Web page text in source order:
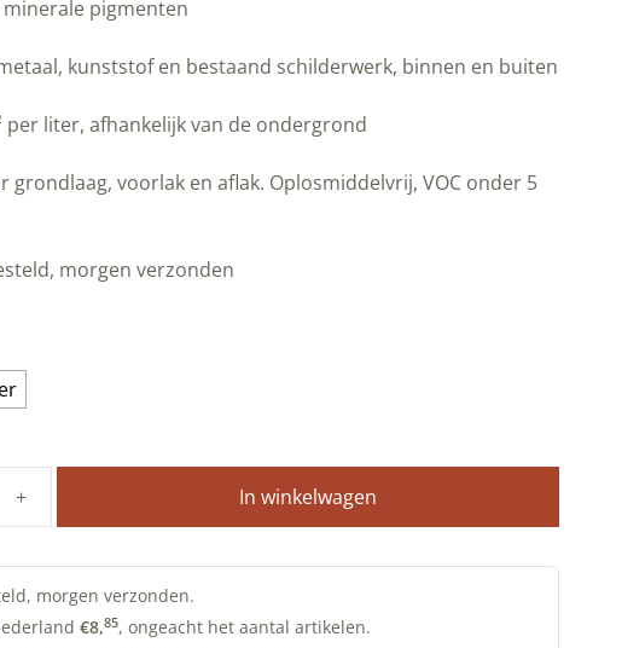
pigmenten
kunststof en bestaand schilderwerk, binnen en buiten
per liter, afhankelijk van de ondergrond
grondlaag, voorlak en aflak. Oplosmiddelvrij, VOC onder 5
morgen verzonden
In winkelwagen
morgen verzonden.
€8,85, ongeacht het aantal artikelen.